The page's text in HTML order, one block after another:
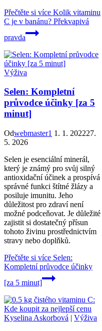
Přečtěte si více Kolik vitaminu
C je v banánu? Překvapivá
pravda
Výživa
Selen: Kompletní
průvodce účinky [za 5
minut]
Odwebmaster1 1. 1. 202227.
5. 2026
Selen je esenciální minerál,
který je známý pro svůj silný
antioxidační účinek a prospívá
správné funkci štítné žlázy a
posiluje imunitu. Jeho
důležitost pro zdraví není
možné podceňovat. Je důležité
zajistit si dostatečný přísun
tohoto živinu prostřednictvím
stravy nebo doplňků.
Přečtěte si více Selen:
Kompletní průvodce účinky
[za 5 minut]
Kyselina Askorbová | Výživa